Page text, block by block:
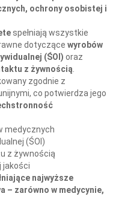
ochrony osobistej i
spełniają wszystkie
dotyczące wyrobów
(ŚOI) oraz
z żywnością.
zgodnie z
co potwierdza jego
medycznych
(ŚOI)
z żywnością
jakości
najwyższe
– zarówno w medycynie,